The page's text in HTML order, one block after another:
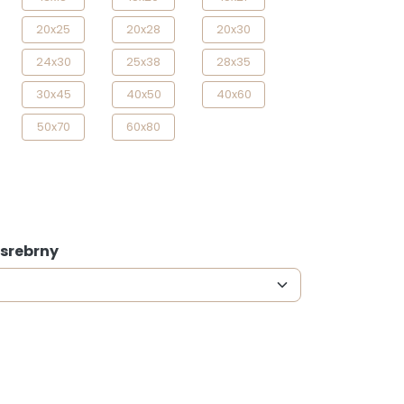
20x25 20x28
20x30
24x30 25x38
28x35
30x45 40x50
40x60
50x70 60x80